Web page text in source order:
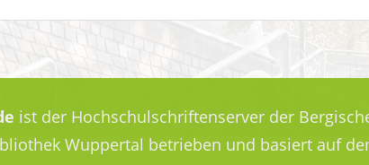
ist der Hochschulschriftenserver der
Wuppertal betrieben und basiert auf